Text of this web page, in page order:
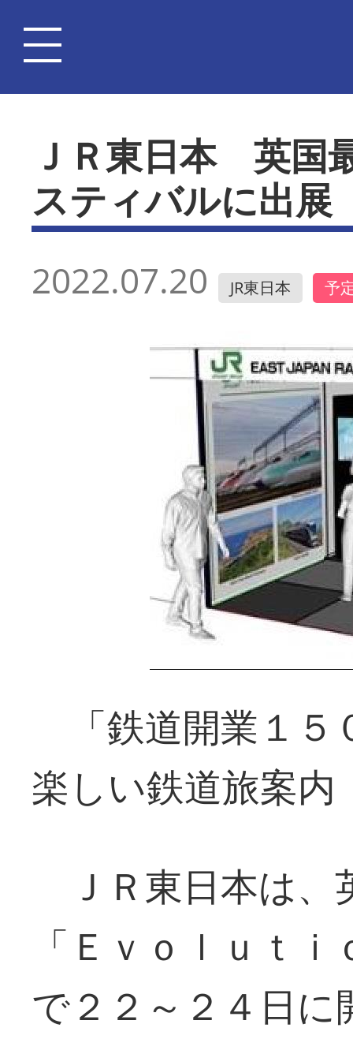
ＪＲ東日本 英国
スティバルに出展
2022.07.20 JR東日本 予
「鉄道開業１
楽しい鉄道旅案内
ＪＲ東日本は、
「Ｅｖｏｌｕｔ
で２２～２４日